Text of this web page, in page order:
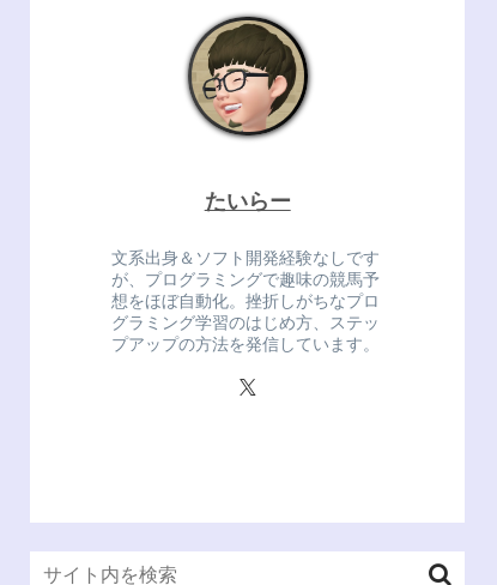
たいらー
文系出身＆ソフト開発経験なしです
が、プログラミングで趣味の競馬予
想をほぼ自動化。挫折しがちなプロ
グラミング学習のはじめ方、ステッ
プアップの方法を発信しています。